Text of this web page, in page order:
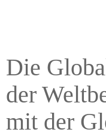
Die
der
mit der